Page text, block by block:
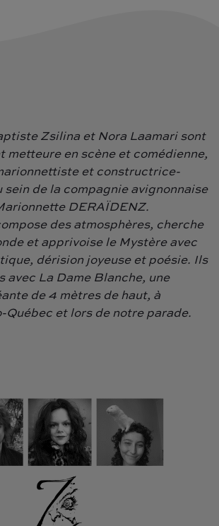
Zsilina et Nora Laamari sont
metteure en scène et comédienne,
et constructrice-
de la compagnie avignonnaise
DERAÏDENZ.
des atmosphères, cherche
et apprivoise le Mystère avec
dérision joyeuse et poésie. Ils
avec La Dame Blanche, une
de 4 mètres de haut, à
Québec et lors de notre parade.